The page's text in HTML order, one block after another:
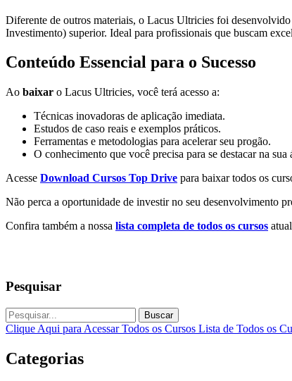
Diferente de outros materiais, o Lacus Ultricies foi
Investimento) superior. Ideal para profissionais que buscam
Conteúdo Essencial para o Sucesso
Ao baixar o Lacus Ultricies, você terá acesso a:
Técnicas inovadoras de aplicação imediata.
Estudos de caso reais e exemplos práticos.
Ferramentas e metodologias para acelerar seu progão.
O conhecimento que você precisa para se destacar na sua
Acesse Download Cursos Top Drive para baixar todos os
Não perca a oportunidade de investir no seu desenvolvimento
Confira também a nossa lista completa de todos os cursos
Pesquisar
Buscar
Clique Aqui para Acessar Todos os Cursos Lista de Todos os
Categorias